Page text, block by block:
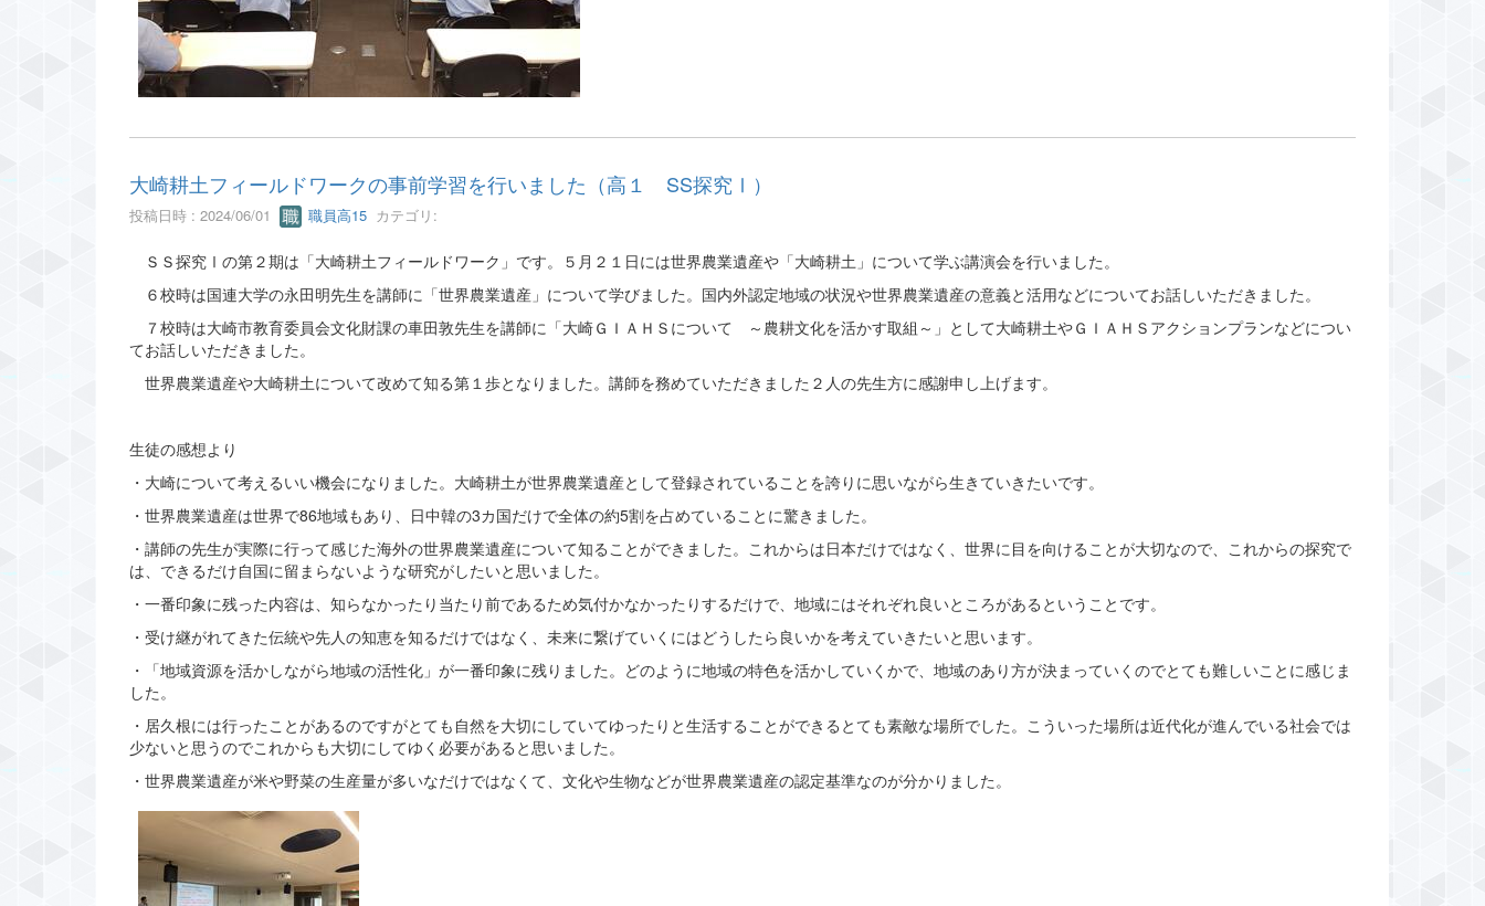
大崎耕土フィールドワークの事前学習を行いました（高１ SS探究Ⅰ）
投稿日時 : 2024/06/01 職員高15 カテゴリ:
ＳＳ探究Ⅰの第２期は「大崎耕土フィールドワーク」です。５月２１日には世界農業遺産や「大崎耕土」について学ぶ講演会を行いました。
６校時は国連大学の永田明先生を講師に「世界農業遺産」について学びました。国内外認定地域の状況や世界農業遺産の意義と活用などについてお話しいただきました。
７校時は大崎市教育委員会文化財課の車田敦先生を講師に「大崎ＧＩＡＨＳについて ～農耕文化を活かす取組～」として大崎耕土やＧＩＡＨＳアクションプランなどについ
てお話しいただきました。
世界農業遺産や大崎耕土について改めて知る第１歩となりました。講師を務めていただきました２人の先生方に感謝申し上げます。
生徒の感想より
・大崎について考えるいい機会になりました。大崎耕土が世界農業遺産として登録されていることを誇りに思いながら生きていきたいです。
・世界農業遺産は世界で86地域もあり、日中韓の3カ国だけで全体の約5割を占めていることに驚きました。
・講師の先生が実際に行って感じた海外の世界農業遺産について知ることができました。これからは日本だけではなく、世界に目を向けることが大切なので、これからの探究で
は、できるだけ自国に留まらないような研究がしたいと思いました。
・一番印象に残った内容は、知らなかったり当たり前であるため気付かなかったりするだけで、地域にはそれぞれ良いところがあるということです。
・受け継がれてきた伝統や先人の知恵を知るだけではなく、未来に繋げていくにはどうしたら良いかを考えていきたいと思います。
・「地域資源を活かしながら地域の活性化」が一番印象に残りました。どのように地域の特色を活かしていくかで、地域のあり方が決まっていくのでとても難しいことに感じま
した。
・居久根には行ったことがあるのですがとても自然を大切にしていてゆったりと生活することができるとても素敵な場所でした。こういった場所は近代化が進んでいる社会では
少ないと思うのでこれからも大切にしてゆく必要があると思いました。
・世界農業遺産が米や野菜の生産量が多いなだけではなくて、文化や生物などが世界農業遺産の認定基準なのが分かりました。